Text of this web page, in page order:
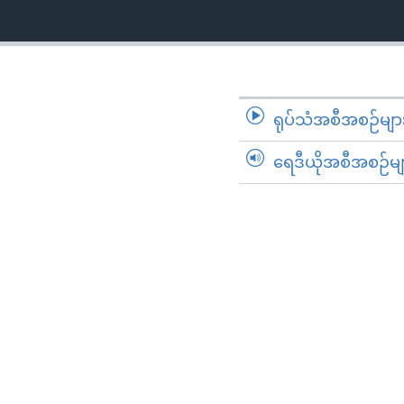
ရုပ်သံအစီအစဉ်မျာ
ရေဒီယိုအစီအစဉ်မျ